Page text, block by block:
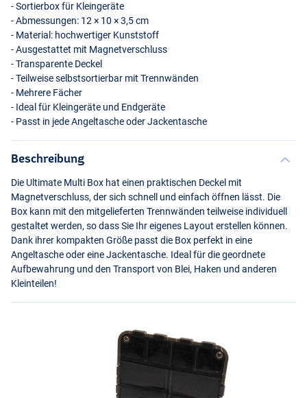
- Sortierbox für Kleingeräte
- Abmessungen: 12 × 10 × 3,5 cm
- Material: hochwertiger Kunststoff
- Ausgestattet mit Magnetverschluss
- Transparente Deckel
- Teilweise selbstsortierbar mit Trennwänden
- Mehrere Fächer
- Ideal für Kleingeräte und Endgeräte
- Passt in jede Angeltasche oder Jackentasche
Beschreibung
Die Ultimate Multi Box hat einen praktischen Deckel mit
Magnetverschluss, der sich schnell und einfach öffnen lässt. Die
Box kann mit den mitgelieferten Trennwänden teilweise individuell
gestaltet werden, so dass Sie Ihr eigenes Layout erstellen können.
Dank ihrer kompakten Größe passt die Box perfekt in eine
Angeltasche oder eine Jackentasche. Ideal für die geordnete
Aufbewahrung und den Transport von Blei, Haken und anderen
Kleinteilen!